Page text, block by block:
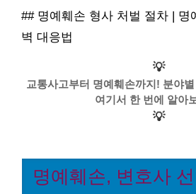
## 명예훼손 형사 처벌 절차 | 명
벽 대응법
💡
교통사고부터 명예훼손까지! 분야
여기서 한 번에 알아
💡
명예훼손, 변호사